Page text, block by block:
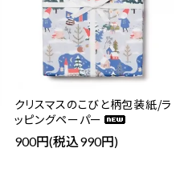
クリスマスのこびと柄包装紙/ラ
ッピングペーパー
900円(税込990円)